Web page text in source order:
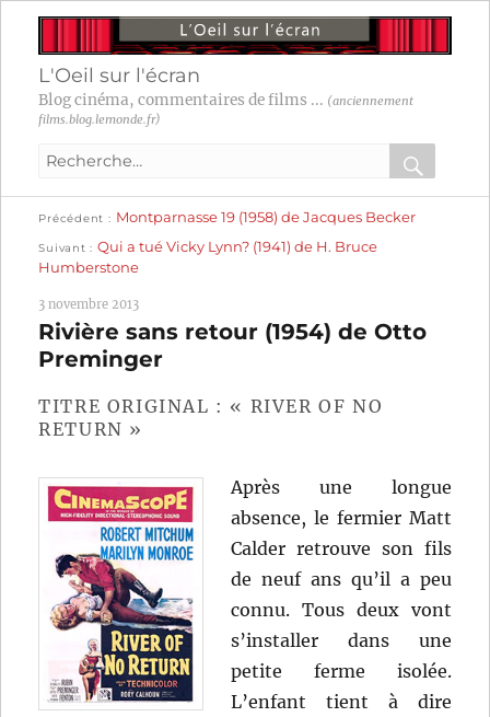
L'Oeil sur l'écran
Blog cinéma, commentaires de films ... (anciennement
films.blog.lemonde.fr)
Recherche
:
OK
Navigation
de
l’article
Précédent
précédente :
Montparnasse 19 (1958) de Jacques Becker
Suivant
suivante :
Qui a tué Vicky Lynn? (1941) de H. Bruce
Humberstone
3 novembre 2013
Rivière sans retour (1954) de Otto
Preminger
TITRE ORIGINAL : « RIVER OF NO
RETURN »
Après une longue
absence, le fermier Matt
Calder retrouve son fils
de neuf ans qu’il a peu
connu. Tous deux vont
s’installer dans une
petite ferme isolée.
L’enfant tient à dire